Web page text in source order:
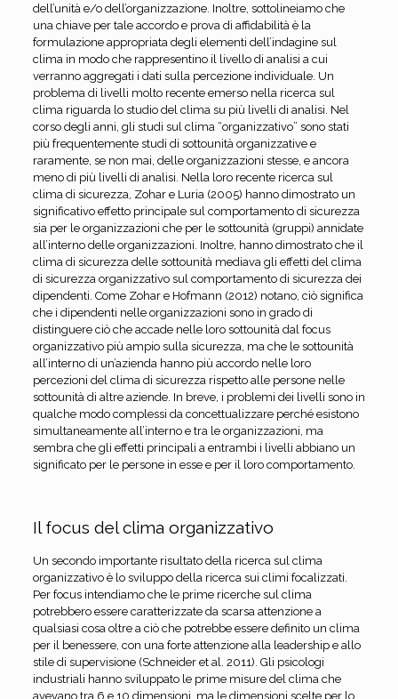
dell’unità e/o dell’organizzazione. Inoltre, sottolineiamo che
una chiave per tale accordo e prova di affidabilità è la
formulazione appropriata degli elementi dell’indagine sul
clima in modo che rappresentino il livello di analisi a cui
verranno aggregati i dati sulla percezione individuale. Un
problema di livelli molto recente emerso nella ricerca sul
clima riguarda lo studio del clima su più livelli di analisi. Nel
corso degli anni, gli studi sul clima “organizzativo” sono stati
più frequentemente studi di sottounità organizzative e
raramente, se non mai, delle organizzazioni stesse, e ancora
meno di più livelli di analisi. Nella loro recente ricerca sul
clima di sicurezza, Zohar e Luria (2005) hanno dimostrato un
significativo effetto principale sul comportamento di sicurezza
sia per le organizzazioni che per le sottounità (gruppi) annidate
all’interno delle organizzazioni. Inoltre, hanno dimostrato che il
clima di sicurezza delle sottounità mediava gli effetti del clima
di sicurezza organizzativo sul comportamento di sicurezza dei
dipendenti. Come Zohar e Hofmann (2012) notano, ciò significa
che i dipendenti nelle organizzazioni sono in grado di
distinguere ciò che accade nelle loro sottounità dal focus
organizzativo più ampio sulla sicurezza, ma che le sottounità
all’interno di un’azienda hanno più accordo nelle loro
percezioni del clima di sicurezza rispetto alle persone nelle
sottounità di altre aziende. In breve, i problemi dei livelli sono in
qualche modo complessi da concettualizzare perché esistono
simultaneamente all’interno e tra le organizzazioni, ma
sembra che gli effetti principali a entrambi i livelli abbiano un
significato per le persone in esse e per il loro comportamento.
Il focus del clima organizzativo
Un secondo importante risultato della ricerca sul clima
organizzativo è lo sviluppo della ricerca sui climi focalizzati.
Per focus intendiamo che le prime ricerche sul clima
potrebbero essere caratterizzate da scarsa attenzione a
qualsiasi cosa oltre a ciò che potrebbe essere definito un clima
per il benessere, con una forte attenzione alla leadership e allo
stile di supervisione (Schneider et al. 2011). Gli psicologi
industriali hanno sviluppato le prime misure del clima che
avevano tra 6 e 10 dimensioni, ma le dimensioni scelte per lo